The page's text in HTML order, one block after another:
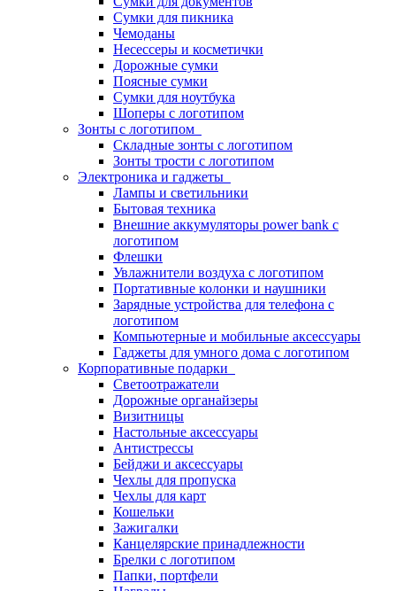
Сумки для пикника
Чемоданы
Несессеры и косметички
Дорожные сумки
Поясные сумки
Сумки для ноутбука
Шоперы с логотипом
Зонты с логотипом
Складные зонты с логотипом
Зонты трости с логотипом
Электроника и гаджеты
Лампы и светильники
Бытовая техника
Внешние аккумуляторы power bank с
логотипом
Флешки
Увлажнители воздуха с логотипом
Портативные колонки и наушники
Зарядные устройства для телефона с
логотипом
Компьютерные и мобильные аксессуары
Гаджеты для умного дома с логотипом
Корпоративные подарки
Светоотражатели
Дорожные органайзеры
Визитницы
Настольные аксессуары
Антистрессы
Бейджи и аксессуары
Чехлы для пропуска
Чехлы для карт
Кошельки
Зажигалки
Канцелярские принадлежности
Брелки с логотипом
Папки, портфели